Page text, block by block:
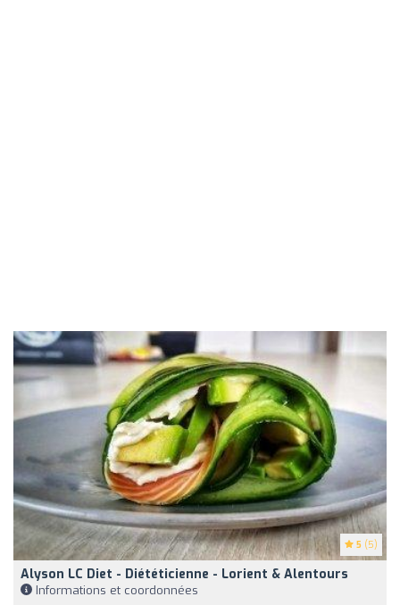
5 (5)
Alyson LC Diet - Diététicienne - Lorient & Alentours
Informations et coordonnées